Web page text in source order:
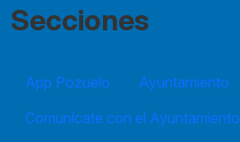
Secciones
App Pozuelo
Ayuntamiento
Comunícate con el Ayuntamiento